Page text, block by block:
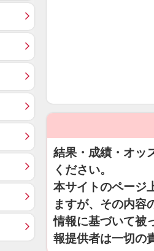
結果・成績・オッ
ください。
本サイトのページ
ますが、その内容
情報に基づいて被
報提供者は一切の